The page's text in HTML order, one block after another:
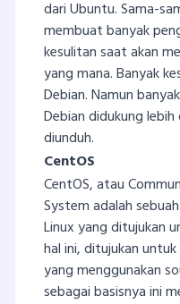
dari Ubuntu. Sama-
membuat banyak
kesulitan saat akan
yang mana. Banyak
Debian. Namun
Debian didukung
diunduh.
CentOS
CentOS, atau
System adalah
Linux yang ditujukan
hal ini, ditujukan
yang menggunakan
sebagai basisnya ini